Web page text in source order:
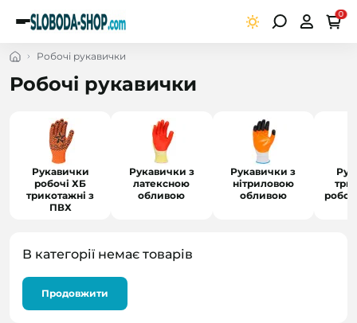
0
Робочі рукавички
Робочі рукавички
Рукавички
робочі ХБ
трикотажні з
ПВХ
Рукавички з
латексною
обливою
Рукавички з
нітриловою
обливою
В категорії немає товарів
Продовжити